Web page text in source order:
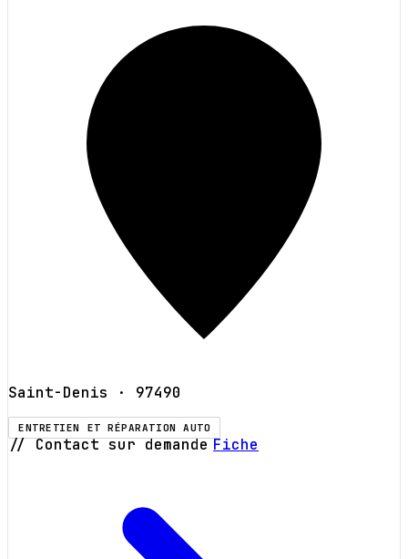
Saint-Denis · 97490
ENTRETIEN ET RÉPARATION AUTO
// Contact sur demande Fiche